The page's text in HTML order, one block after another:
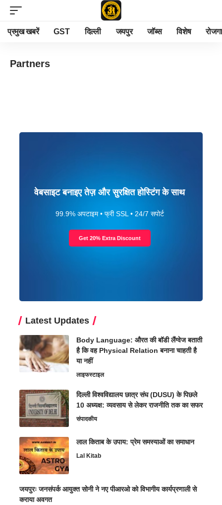
प्रमुख खबरें GST दिल्ली जयपुर जॉब्स विशेष
Partners
वेबसाइट बनाइए तेज़ और सुरक्षित होस्टिंग के साथ
99.9% अपटाइम • फ्री SSL • 24/7 सपोर्ट
Get 20% Extra Discount
Latest Updates
Body Language: औरत की बॉडी लैंग्वेज बताती
है कि वह Physical Relation बनाना चाहती है
या नहीं
लाइफस्टाइल
दिल्ली विश्वविद्यालय छात्र संघ (DUSU) के पिछले
10 अध्यक्ष: व्यवसाय से लेकर राजनीति तक का सफर
संपादकीय
लाल किताब के उपाय: प्रेम समस्याओं का समाधान
Lal Kitab
जयपुरः जनसंपर्क आयुक्त सोनी ने नए पीआरओ को विभागीय कार्यप्रणाली से
कराया अवगत